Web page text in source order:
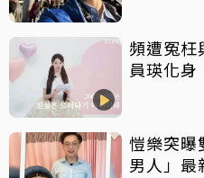
頻遭冤枉
員瑛化身
愷樂突曝
男人」最